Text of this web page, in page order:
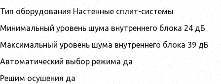
Тип оборудования Настенные сплит-системы
Минимальный уровень шума внутреннего блока 24 дБ
Максимальный уровень шума внутреннего блока 39 дБ
Автоматический выбор режима да
Решим осушения да